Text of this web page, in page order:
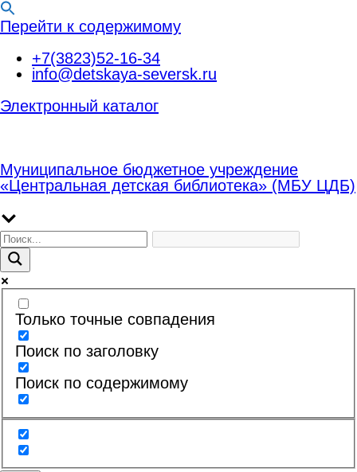
Перейти к содержимому
+7(3823)52-16-34
info@detskaya-seversk.ru
Электронный каталог
Муниципальное бюджетное учреждение
«Центральная детская библиотека» (МБУ ЦДБ)
Только точные совпадения
Поиск по заголовку
Поиск по содержимому